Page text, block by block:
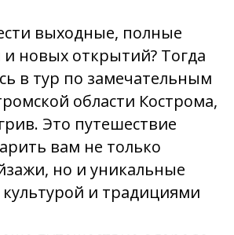
выходные, полные
новых открытий? Тогда
в тур по замечательным
области Кострома,
Это путешествие
вам не только
но и уникальные
культурой и традициями